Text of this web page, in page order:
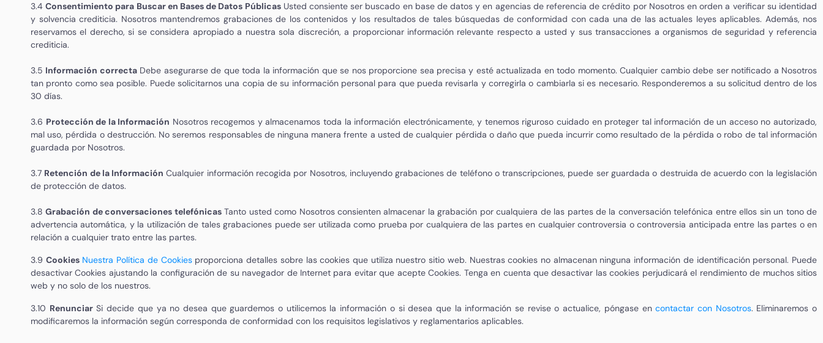
3.4Consentimiento para Buscar en Bases de Datos PúblicasUsted consiente ser buscado en base de datos y en agencias de referencia de crédito por Nosotros en orden a verificar su identidad
y solvencia crediticia. Nosotros mantendremos grabaciones de los contenidos y los resultados de tales búsquedas de conformidad con cada una de las actuales leyes aplicables. Además, nos
reservamos el derecho, si se considera apropiado a nuestra sola discreción, a proporcionar información relevante respecto a usted y sus transacciones a organismos de seguridad y referencia
crediticia.
3.5 Información correctaDebe asegurarse de que toda la información que se nos proporcione sea precisa y esté actualizada en todo momento. Cualquier cambio debe ser notificado a Nosotros
tan pronto como sea posible. Puede solicitarnos una copia de su información personal para que pueda revisarla y corregirla o cambiarla si es necesario. Responderemos a su solicitud dentro de los
30 días.
3.6 Protección de la Información Nosotros recogemos y almacenamos toda la información electrónicamente, y tenemos riguroso cuidado en proteger tal información de un acceso no autorizado,
mal uso, pérdida o destrucción. No seremos responsables de ninguna manera frente a usted de cualquier pérdida o daño que pueda incurrir como resultado de la pérdida o robo de tal información
guardada por Nosotros.
3.7 Retención de la Información Cualquier información recogida por Nosotros, incluyendo grabaciones de teléfono o transcripciones, puede ser guardada o destruida de acuerdo con la legislación
de protección de datos.
3.8Grabación de conversaciones telefónicasTanto usted como Nosotros consienten almacenar la grabación por cualquiera de las partes de la conversación telefónica entre ellos sin un tono de
advertencia automática, y la utilización de tales grabaciones puede ser utilizada como prueba por cualquiera de las partes en cualquier controversia o controversia anticipada entre las partes o en
relación a cualquier trato entre las partes.
3.9 Cookies Nuestra Política de Cookiesproporciona detalles sobre las cookies que utiliza nuestro sitio web. Nuestras cookies no almacenan ninguna información de identificación personal. Puede
desactivar Cookies ajustando la configuración de su navegador de Internet para evitar que acepte Cookies. Tenga en cuenta que desactivar las cookies perjudicará el rendimiento de muchos sitios
web y no solo de los nuestros.
3.10 RenunciarSi decide que ya no desea que guardemos o utilicemos la información o si desea que la información se revise o actualice, póngase encontactar con Nosotros. Eliminaremos o
modificaremos la información según corresponda de conformidad con los requisitos legislativos y reglamentarios aplicables.